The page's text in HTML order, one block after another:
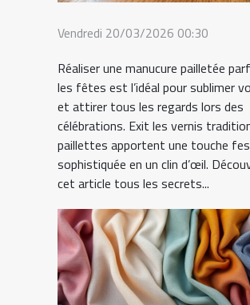
Vendredi 20/03/2026 00:30
Réaliser une manucure pailletée
les fêtes est l’idéal pour sublimer
et attirer tous les regards lors des
célébrations. Exit les vernis
paillettes apportent une touche
sophistiquée en un clin d’œil.
cet article tous les secrets...